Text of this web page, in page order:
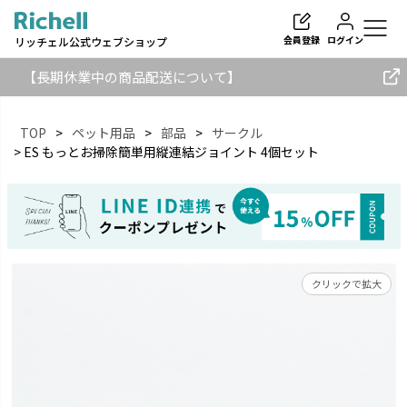
リッチェル公式ウェブショップ 会員登録 ログイン
【長期休業中の商品配送について】
TOP ペット用品 部品
サークル
ES もっとお掃除簡単用縦連結ジョイント 4個セット
クリックで拡大